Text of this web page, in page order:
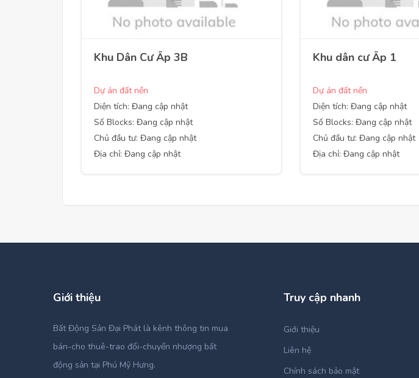
Khu Dân Cư Ấp 3B
Dự án đất nền
Diện tích: Đang cập nhật
Số Blocks: Đang cập nhật
Chủ đầu tư: Đang cập nhật
Địa chỉ: Đang cập nhật
Khu dân cư Ấp 1
Dự án đất nền
Diện tích: Đang cập nhật
Số Blocks: Đang cập nhật
Chủ đầu tư: Đang cập nhật
Địa chỉ: Đang cập nhật
Giới thiệu
Bất Động Sản Đại Phát là kênh thông tin mua
bán-cho thuê-trao đổi-chuyển nhượng bất
động sản tại Phú Mỹ Hưng.
Truy cập nhanh
Giới thiệu
Liên hệ
Chính sách bảo mật